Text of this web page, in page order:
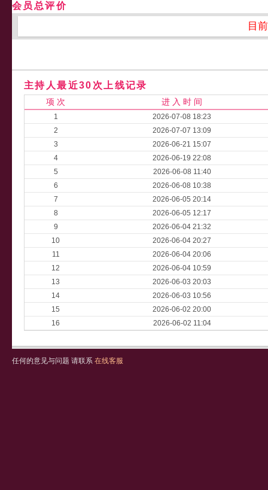
会员总评价
目
主持人最近30次上线记录
项 次 进 入 时 间
1
2026-07-08 18:23
2
2026-07-07 13:09
3
2026-06-21 15:07
4
2026-06-19 22:08
5
2026-06-08 11:40
6
2026-06-08 10:38
7
2026-06-05 20:14
8
2026-06-05 12:17
9
2026-06-04 21:32
10
2026-06-04 20:27
11
2026-06-04 20:06
12
2026-06-04 10:59
13
2026-06-03 20:03
14
2026-06-03 10:56
15
2026-06-02 20:00
16
2026-06-02 11:04
任何的意见与问题 请联系 在线客服